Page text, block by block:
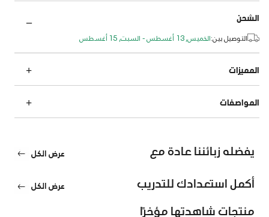
الشحن
التوصيل بين:الخميس, 13 أغسطس - السبت, 15 أغسطس
المميزات
المواصفات
يفضله زبائننا عادة مع عرض الكل
أكمل استعدادك للتدريب عرض الكل
منتجات شاهدتها مؤخرًا